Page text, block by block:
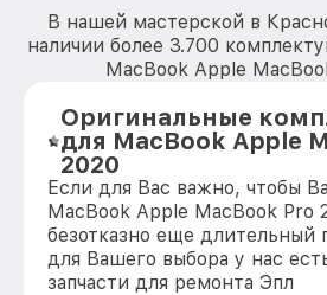
В нашей мастерской в
наличии более 3.700
MacBook Apple
Оригинальные
для MacBook Apple
2020
Если для Вас важно, чтобы
MacBook Apple MacBook Pro
безотказно еще длительный
для Вашего выбора у нас
запчасти для ремонта Эпл